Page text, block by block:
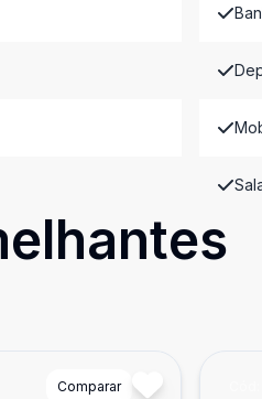
Comparar